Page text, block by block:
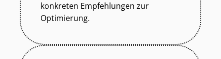
konkreten Empfehlungen zur
Optimierung.